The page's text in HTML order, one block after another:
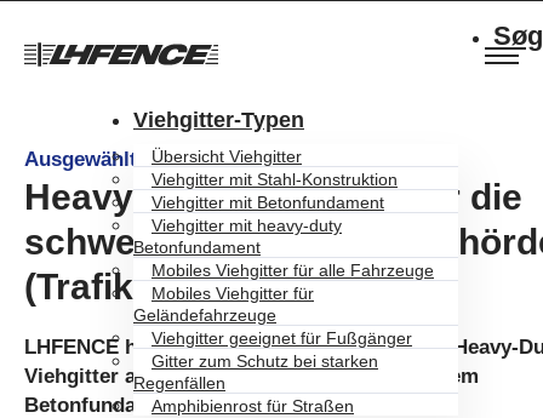
Viehgitter-Typen
Übersicht Viehgitter
Viehgitter mit Stahl-Konstruktion
Viehgitter mit Betonfundament
Viehgitter mit heavy-duty
Betonfundament
Mobiles Viehgitter für alle Fahrzeuge
Mobiles Viehgitter für
Geländefahrzeuge
Viehgitter geeignet für Fußgänger
Gitter zum Schutz bei starken
Regenfällen
Amphibienrost für Straßen
Søg
Ausgewählte Musterprojekte
Heavy-Duty Viehgitter für die
schwedische
(Trafikverket)
LHFENCE hat im September 2021 die ersten Heavy-
Viehgitter ausgeliefert. Sie bestehen aus einem
Betonfundament und verzinkten Stahlrohren.